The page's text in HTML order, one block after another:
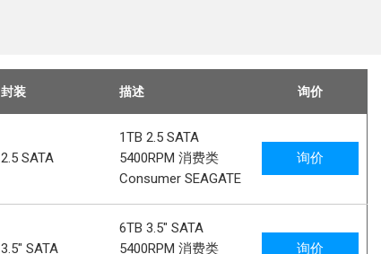
封装 描述 询价
2.5 SATA
1TB 2.5 SATA
5400RPM 消费类
Consumer SEAGATE
询价
3.5" SATA
6TB 3.5" SATA
5400RPM 消费类
询价